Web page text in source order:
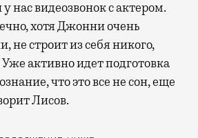
нас видеозвонок с актером.
хотя Джонни очень
не строит из себя никого,
активно идет подготовка
что это все не сон, еще
Лисов.